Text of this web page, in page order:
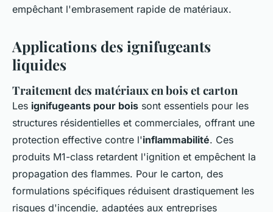
empêchant l'embrasement rapide de matériaux.
Applications des ignifugeants
liquides
Traitement des matériaux en bois et carton
Les ignifugeants pour bois sont essentiels pour les
structures résidentielles et commerciales, offrant une
protection effective contre l'inflammabilité. Ces
produits M1-class retardent l'ignition et empêchent la
propagation des flammes. Pour le carton, des
formulations spécifiques réduisent drastiquement les
risques d'incendie, adaptées aux entreprises